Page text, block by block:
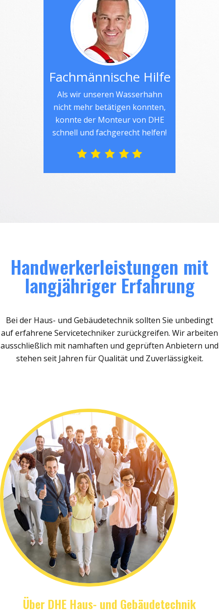
Fachmännische Hilfe
Als wir unseren Wasserhahn
nicht mehr betätigen konnten,
konnte der Monteur von DHE
schnell und fachgerecht helfen!
Handwerkerleistungen mit
langjähriger Erfahrung
Bei der Haus- und Gebäudetechnik sollten Sie unbedingt
auf erfahrene Servicetechniker zurückgreifen. Wir arbeiten
ausschließlich mit namhaften und geprüften Anbietern und
stehen seit Jahren für Qualität und Zuverlässigkeit.
Über DHE Haus- und Gebäudetechnik